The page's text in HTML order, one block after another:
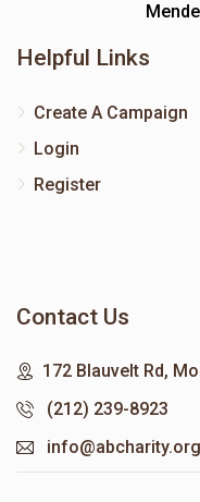
Helpful Links
Create A Campaign
Login
Register
Contact Us
172 Blauvelt Rd,
(212) 239-8923
info@abcharity.org